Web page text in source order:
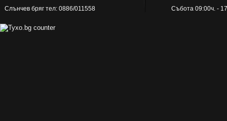
Слънчев бряг тел: 0886/011558 Събота 09:00ч. -